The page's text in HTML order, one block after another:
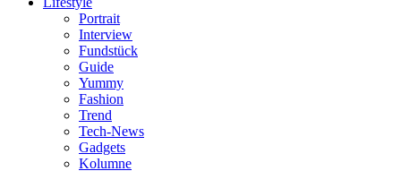
Portrait
Interview
Fundstück
Guide
Yummy
Fashion
Trend
Tech-News
Gadgets
Kolumne